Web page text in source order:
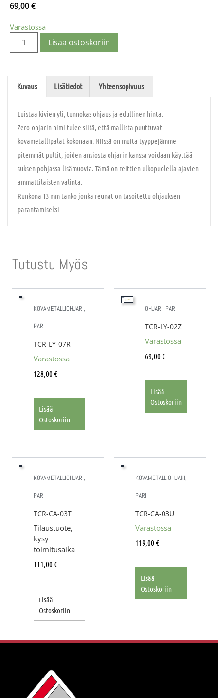
69,00€
Varastossa
Lisää ostoskoriin
Kuvaus Lisätiedot Yhteensopivuus
Luistaa kivien yli, tunnokas ohjaus ja edullinen hinta.
Zero-ohjarin nimi tulee siitä, että mallista puuttuvat
kovametallipalat kokonaan. Niissä on muita tyyppejämme
pitemmät pultit, joiden ansiosta ohjarin kanssa voidaan käyttää
suksen pohjassa lisämuovia. Tämä on reittien ulkopuolella ajavien
ammattilaisten valinta.
Runkona 13 mm tanko jonka reunat on tasoitettu ohjauksen
parantamiseksi
Tutustu Myös
KOVAMETALLIOHJARI,
PARI
TCR-LY-07R
Varastossa
128,00 €
Lisää
Ostoskoriin
OHJARI, PARI
TCR-LY-02Z
Varastossa
69,00 €
Lisää
Ostoskoriin
KOVAMETALLIOHJARI,
PARI
TCR-CA-03T
Tilaustuote,
kysy
toimitusaika
111,00 €
Lisää
Ostoskoriin
KOVAMETALLIOHJARI,
PARI
TCR-CA-03U
Varastossa
119,00 €
Lisää
Ostoskoriin